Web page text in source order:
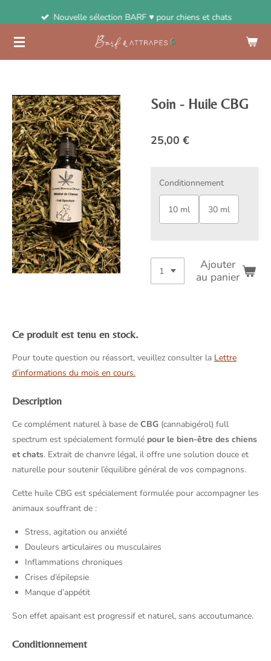
contenu
principal
Nouvelle sélection BARF ♥ pour chiens et chats
Soin - Huile CBG
25,00 €
Conditionnement
10 ml 30 ml
Ajouter
au panier
Ce produit est tenu en stock.
Pour toute question ou réassort, veuillez consulter la Lettre
d’informations du mois en cours.
Description
Ce complément naturel à base de CBG (cannabigérol) full
spectrum est spécialement formulé pour le bien-être des chiens
et chats. Extrait de chanvre légal, il offre une solution douce et
naturelle pour soutenir l’équilibre général de vos compagnons.
Cette huile CBG est spécialement formulée pour accompagner les
animaux souffrant de :
Stress, agitation ou anxiété
Douleurs articulaires ou musculaires
Inflammations chroniques
Crises d’épilepsie
Manque d’appétit
Son effet apaisant est progressif et naturel, sans accoutumance.
Conditionnement